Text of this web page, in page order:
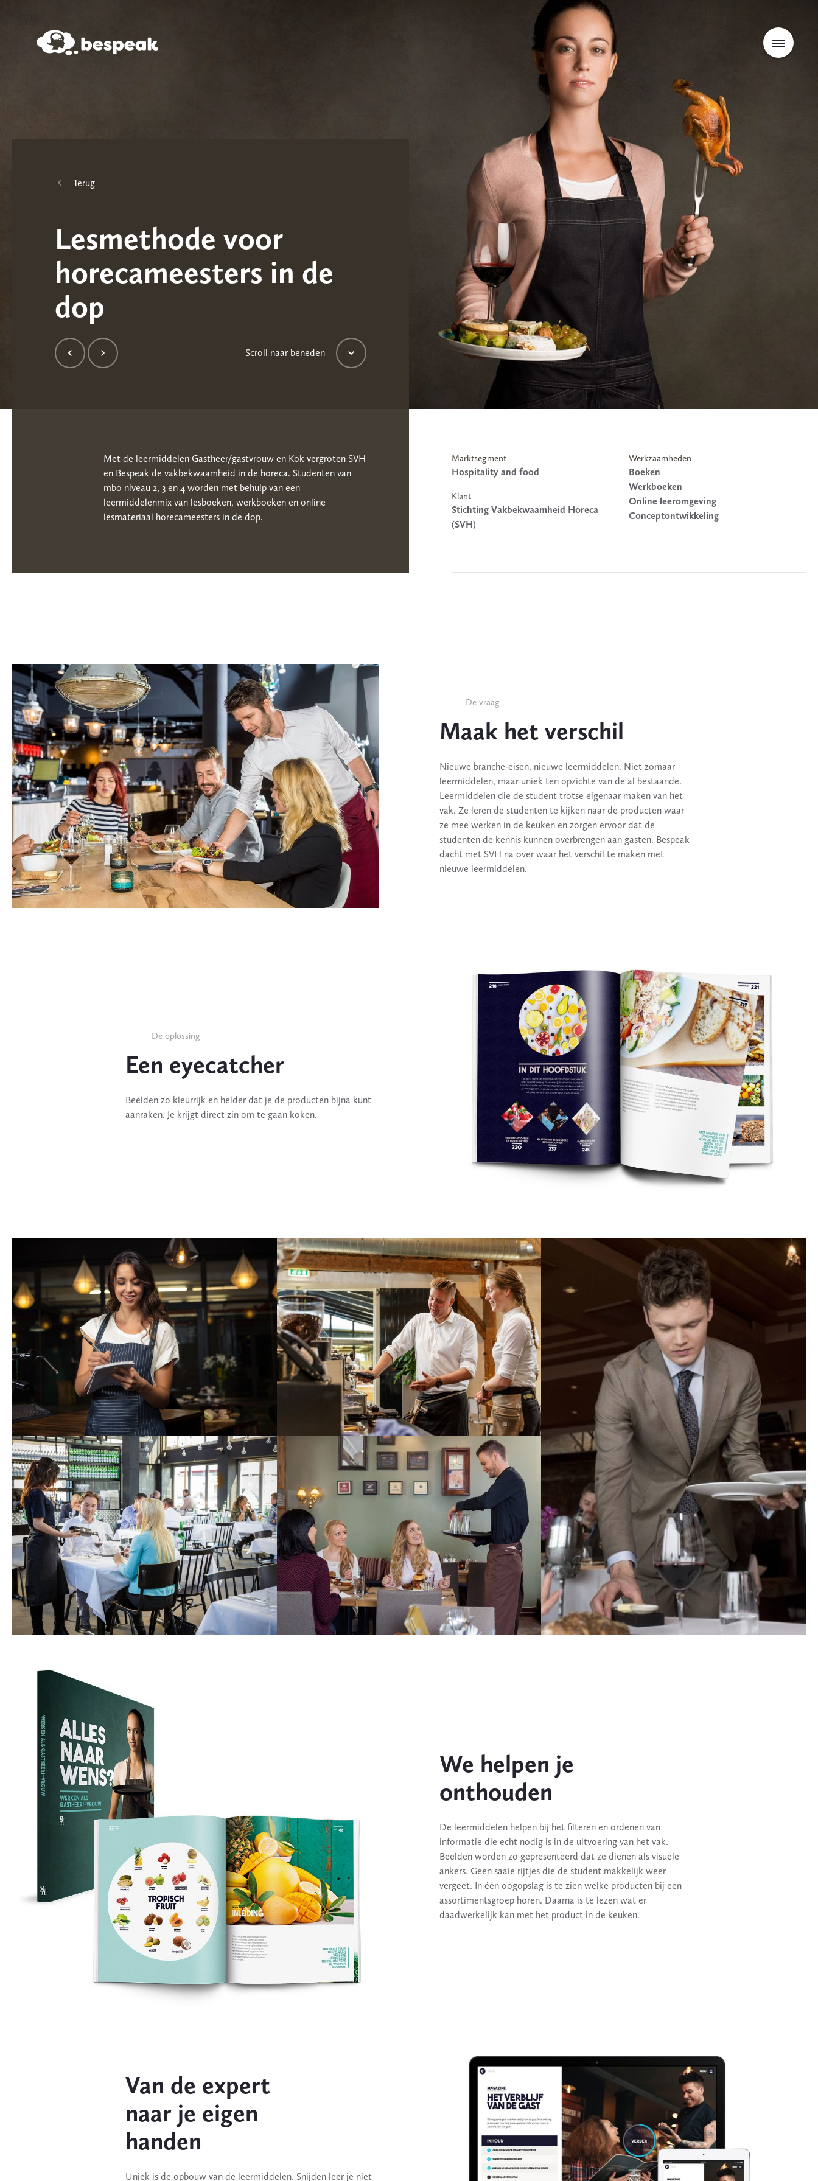
Terug
Lesmethode voor
horecameesters in de
dop
Scroll naar beneden
Met de leermiddelen Gastheer/gastvrouw en Kok vergroten SVH
en Bespeak de vakbekwaamheid in de horeca. Studenten van
mbo niveau 2, 3 en 4 worden met behulp van een
leermiddelenmix van lesboeken, werkboeken en online
lesmateriaal horecameesters in de dop.
Marktsegment
Hospitality and food
Klant
Stichting Vakbekwaamheid Horeca
(SVH)
Werkzaamheden
Boeken
Werkboeken
Online leeromgeving
Conceptontwikkeling
De vraag
Maak het verschil
Nieuwe branche-eisen, nieuwe leermiddelen. Niet zomaar
leermiddelen, maar uniek ten opzichte van de al bestaande.
Leermiddelen die de student trotse eigenaar maken van het
vak. Ze leren de studenten te kijken naar de producten waar
ze mee werken in de keuken en zorgen ervoor dat de
studenten de kennis kunnen overbrengen aan gasten. Bespeak
dacht met SVH na over waar het verschil te maken met
nieuwe leermiddelen.
De oplossing
Een eyecatcher
Beelden zo kleurrijk en helder dat je de producten bijna kunt
aanraken. Je krijgt direct zin om te gaan koken.
We helpen je
onthouden
De leermiddelen helpen bij het filteren en ordenen van
informatie die echt nodig is in de uitvoering van het vak.
Beelden worden zo gepresenteerd dat ze dienen als visuele
ankers. Geen saaie rijtjes die de student makkelijk weer
vergeet. In één oogopslag is te zien welke producten bij een
assortimentsgroep horen. Daarna is te lezen wat er
daadwerkelijk kan met het product in de keuken.
Van de expert
naar je eigen
handen
Uniek is de opbouw van de leermiddelen. Snijden leer je niet